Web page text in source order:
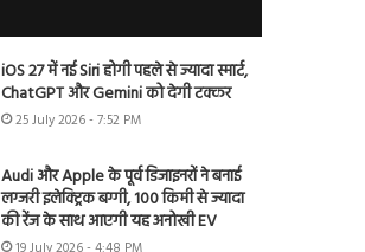
iOS 27 में नई Siri होगी पहले से ज्यादा स्मार्ट,
ChatGPT और Gemini को देगी टक्कर
25 July 2026 - 7:52 PM
Audi और Apple के पूर्व डिजाइनरों ने बनाई
लग्जरी इलेक्ट्रिक बग्गी, 100 किमी से ज्यादा
की रेंज के साथ आएगी यह अनोखी EV